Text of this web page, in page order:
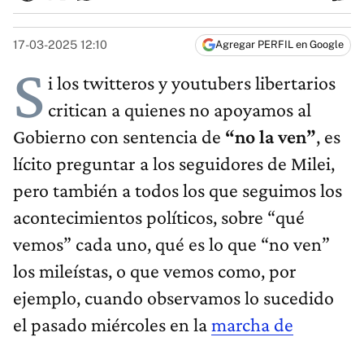
17-03-2025 12:10 Agregar PERFIL en Google
S i los twitteros y youtubers libertarios
critican a quienes no apoyamos al
Gobierno con sentencia de “no la ven”, es
lícito preguntar a los seguidores de Milei,
pero también a todos los que seguimos los
acontecimientos políticos, sobre “qué
vemos” cada uno, qué es lo que “no ven”
los mileístas, o que vemos como, por
ejemplo, cuando observamos lo sucedido
el pasado miércoles en lamarcha de